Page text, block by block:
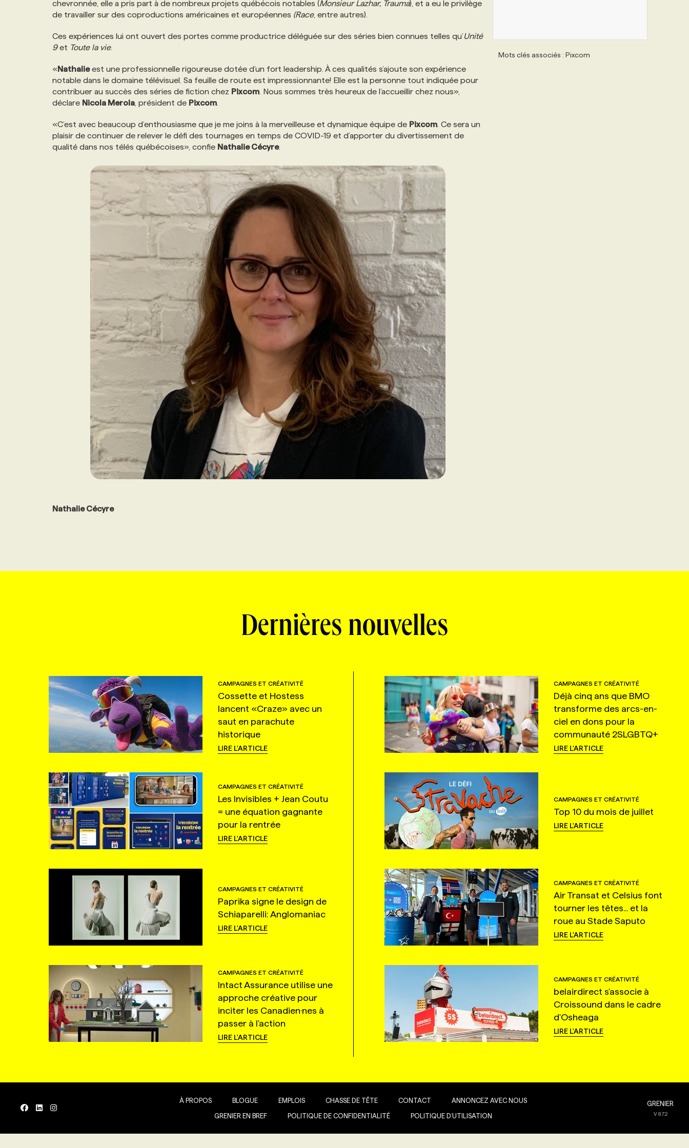
NOS TARIFS
PROGRAMMES DE SUBVENTIONS
ANNONCEZ AVEC NOUS
chevronnée, elle a pris part à de nombreux projets québécois notables (Monsieur Lazhar, Trauma), et a eu le privilège
de travailler sur des coproductions américaines et européennes (Race, entre autres).
Ces expériences lui ont ouvert des portes comme productrice déléguée sur des séries bien connues telles qu’Unité
9et Toute la vie.
«Nathalieest une professionnelle rigoureuse dotée d’un fort leadership. À ces qualités s’ajoute son expérience
notable dans le domaine télévisuel. Sa feuille de route est impressionnante! Elle est la personne tout indiquée pour
contribuer au succès des séries de fiction chez Pixcom . Nous sommes très heureux de l’accueillir chez nous»,
déclare Nicola Merola , président de Pixcom
«C’est avec beaucoup d’enthousiasme que je me joins à la merveilleuse et dynamique équipe de Pixcom . Ce sera un
plaisir de continuer de relever le défi des tournages en temps de COVID-19 et d’apporter du divertissement de
qualité dans nos télés québécoises», confie Nathalie Cécyre.
Nathalie Cécyre
Mots clés associés : Pixcom
Dernières nouvelles
CAMPAGNES ET CRÉATIVITÉ
Cossette et Hostess
lancent «Craze» avec un
saut en parachute
historique
LIRE L'ARTICLE
CAMPAGNES ET CRÉATIVITÉ
Déjà cinq ans que BMO
transforme des arcs-en-
ciel en dons pour la
communauté 2SLGBTQ+
LIRE L'ARTICLE
CAMPAGNES ET CRÉATIVITÉ
Les Invisibles + Jean Coutu
= une équation gagnante
pour la rentrée
LIRE L'ARTICLE
CAMPAGNES ET CRÉATIVITÉ
Top 10 du mois de juillet
LIRE L'ARTICLE
CAMPAGNES ET CRÉATIVITÉ
Paprika signe le design de
Schiaparelli: Anglomaniac
LIRE L'ARTICLE
CAMPAGNES ET CRÉATIVITÉ
Air Transat et Celsius font
tourner les têtes... et la
roue au Stade Saputo
LIRE L'ARTICLE
CAMPAGNES ET CRÉATIVITÉ
Intact Assurance utilise une
approche créative pour
inciter les Canadien·nes à
passer à l'action
LIRE L'ARTICLE
CAMPAGNES ET CRÉATIVITÉ
belairdirect s'associe à
Croissound dans le cadre
d'Osheaga
LIRE L'ARTICLE
À PROPOS BLOGUE EMPLOIS CHASSE DE TÊTE CONTACT ANNONCEZ AVEC NOUS
GRENIER EN BREF POLITIQUE DE CONFIDENTIALITÉ POLITIQUE D’UTILISATION
GRENIER
V8.7.2